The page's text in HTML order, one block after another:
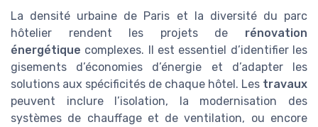
La densité urbaine de Paris et la diversité du parc
hôtelier rendent les projets de rénovation
énergétique complexes. Il est essentiel d’identifier les
gisements d’économies d’énergie et d’adapter les
solutions aux spécificités de chaque hôtel. Les travaux
peuvent inclure l’isolation, la modernisation des
systèmes de chauffage et de ventilation, ou encore